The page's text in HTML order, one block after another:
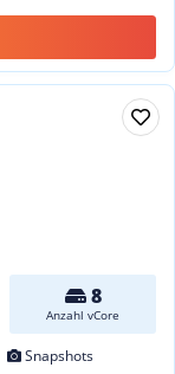
8
Anzahl vCore
Snapshots